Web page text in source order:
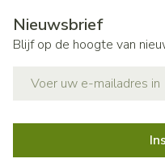
Nieuwsbrief
Blijf op de hoogte van